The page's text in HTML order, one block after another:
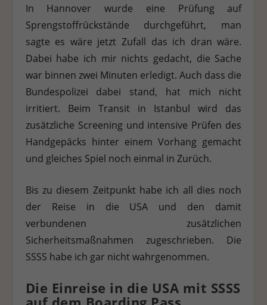
In Hannover wurde eine Prüfung auf
Sprengstoffrückstände durchgeführt, man
sagte es wäre jetzt Zufall das ich dran wäre.
Dabei habe ich mir nichts gedacht, die Sache
war binnen zwei Minuten erledigt. Auch dass die
Bundespolizei dabei stand, hat mich nicht
irritiert. Beim Transit in Istanbul wird das
zusätzliche Screening und intensive Prüfen des
Handgepäcks hinter einem Vorhang gemacht
und gleiches Spiel noch einmal in Zurüch.
Bis zu diesem Zeitpunkt habe ich all dies noch
der Reise in die USA und den damit
verbundenen zusätzlichen
Sicherheitsmaßnahmen zugeschrieben. Die
SSSS habe ich gar nicht wahrgenommen.
Die Einreise in die USA mit SSSS